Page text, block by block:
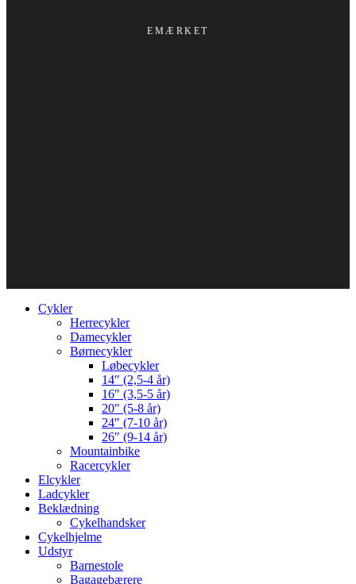
EMÆRKET
Cykler
Herrecykler
Damecykler
Børnecykler
Løbecykler
14″ (2,5-4 år)
16″ (3,5-5 år)
20″ (5-8 år)
24″ (7-10 år)
26″ (9-14 år)
Mountainbike
Racercykler
Elcykler
Ladcykler
Beklædning
Cykelhandsker
Cykelhjelme
Udstyr
Barnestole
Bagagebærere